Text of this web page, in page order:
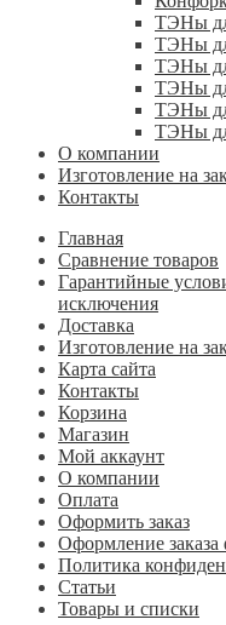
ТЭНы
ТЭНы
ТЭНы
ТЭНы
ТЭНы
ТЭНы
О компании
Изготовление на
Контакты
Главная
Cравнение товаров
Гарантийные
исключения
Доставка
Изготовление на
Карта сайта
Контакты
Корзина
Магазин
Мой аккаунт
О компании
Оплата
Оформить заказ
Оформление заказа
Политика
Статьи
Товары и списки